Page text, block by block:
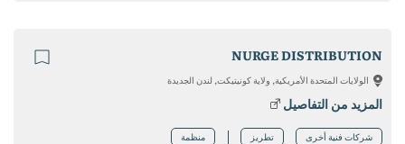
NURGE DISTRIBUTION
الولايات المتحدة الأمريكية, ولاية كونيتيكت, لندن الجديدة
المزيد من التفاصيل
شركات فنية أخرى تطريز منظمة